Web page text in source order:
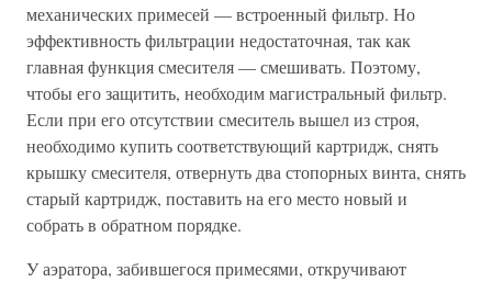
механических примесей — встроенный фильтр. Но
эффективность фильтрации недостаточная, так как
главная функция смесителя — смешивать. Поэтому,
чтобы его защитить, необходим магистральный фильтр.
Если при его отсутствии смеситель вышел из строя,
необходимо купить соответствующий картридж, снять
крышку смесителя, отвернуть два стопорных винта, снять
старый картридж, поставить на его место новый и
собрать в обратном порядке.
У аэратора, забившегося примесями, откручивают